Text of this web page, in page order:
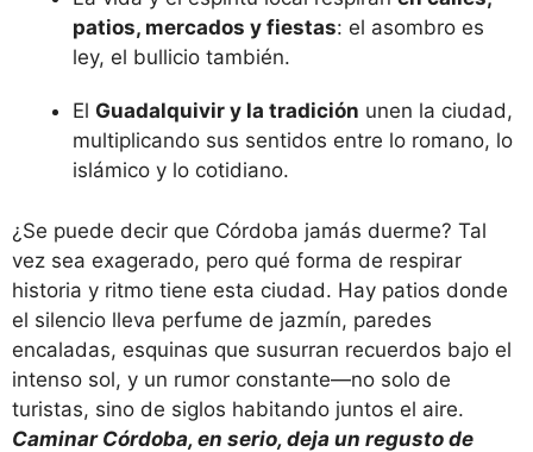
patios, mercados y fiestas: el asombro es
ley, el bullicio también.
El Guadalquivir y la tradición unen la ciudad,
multiplicando sus sentidos entre lo romano, lo
islámico y lo cotidiano.
¿Se puede decir que Córdoba jamás duerme? Tal
vez sea exagerado, pero qué forma de respirar
historia y ritmo tiene esta ciudad. Hay patios donde
el silencio lleva perfume de jazmín, paredes
encaladas, esquinas que susurran recuerdos bajo el
intenso sol, y un rumor constante—no solo de
turistas, sino de siglos habitando juntos el aire.
Caminar Córdoba, en serio, deja un regusto de